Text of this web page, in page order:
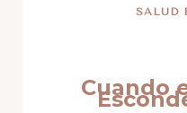
SALUD
Cuando